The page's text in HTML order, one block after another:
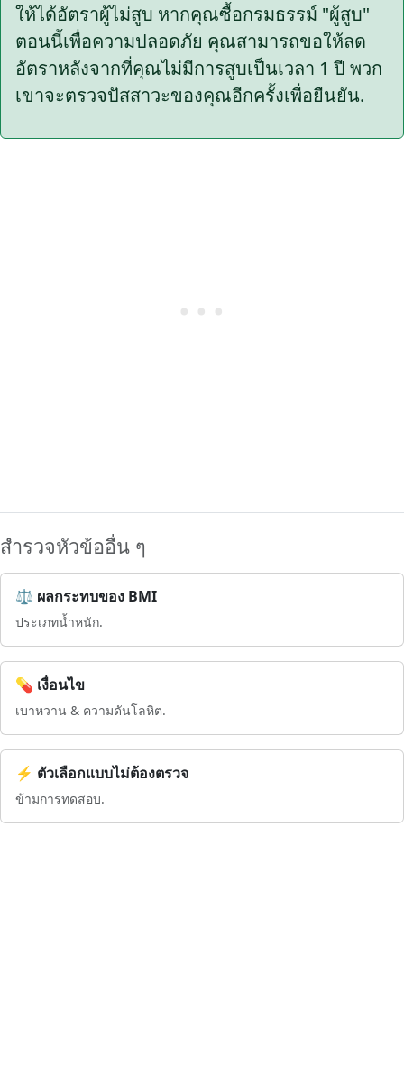
ให้ได้อัตราผู้ไม่สูบ หากคุณซื้อกรมธรรม์ "ผู้สูบ"
ตอนนี้เพื่อความปลอดภัย คุณสามารถขอให้ลด
อัตราหลังจากที่คุณไม่มีการสูบเป็นเวลา 1 ปี พวก
เขาจะตรวจปัสสาวะของคุณอีกครั้งเพื่อยืนยัน.
สำรวจหัวข้ออื่น ๆ
⚖️ ผลกระทบของ BMI
ประเภทน้ำหนัก.
💊 เงื่อนไข
เบาหวาน & ความดันโลหิต.
⚡ ตัวเลือกแบบไม่ต้องตรวจ
ข้ามการทดสอบ.